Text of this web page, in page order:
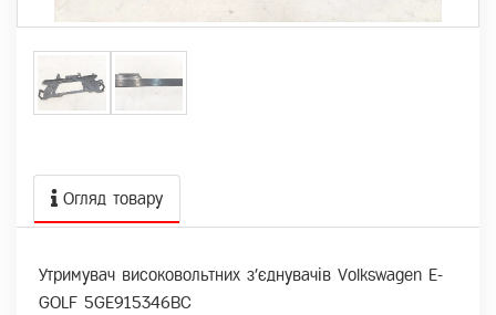
Огляд товару
Утримувач високовольтних з'єднувачів Volkswagen E-
GOLF 5GE915346BC